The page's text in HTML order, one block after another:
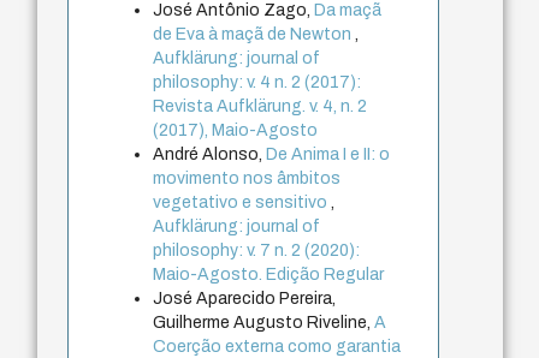
José Antônio Zago, Da maçã
de Eva à maçã de Newton,
Aufklärung: journal of
philosophy: v. 4 n. 2 (2017):
Revista Aufklärung. v. 4, n. 2
(2017), Maio-Agosto
André Alonso, De Anima I e II: o
movimento nos âmbitos
vegetativo e sensitivo,
Aufklärung: journal of
philosophy: v. 7 n. 2 (2020):
Maio-Agosto. Edição Regular
José Aparecido Pereira,
Guilherme Augusto Riveline,A
Coerção externa como garantia